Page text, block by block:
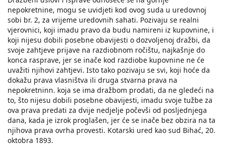
nepokretnine, mogu se uvidjeti kod ovog suda u uredovnoj
sobi br. 2, za vrijeme uredovnih sahati. Pozivaju se realni
vjerovnici, koji imadu pravo da budu namireni iz kupovnine, i
koji nijesu dobili posebne obavijesti o dozvoljenoj dražbi, da
svoje zahtjeve prijave na razdiobnom ročištu, najkašnje do
konca rasprave, jer se inače kod razdiobe kupovnine ne će
uvažiti njihovi zahtjevi. Isto tako pozivaju se svi, koji hoće da
dokažu prava vlasništva ili druga stvarna prava na
nepokretninn. koja se ima dražbom prodati, da ne gledeći na
to, što nijesu dobili posebne obavijesti, imadu svoje tužbe za
ova prava predati za dvije nedjelje počevši od posljednjega
dana, kada je izrok proglašen, jer će se inače bez obzira na ta
njihova prava ovrha provesti. Kotarski ured kao sud Bihać, 20.
oktobra 1893.